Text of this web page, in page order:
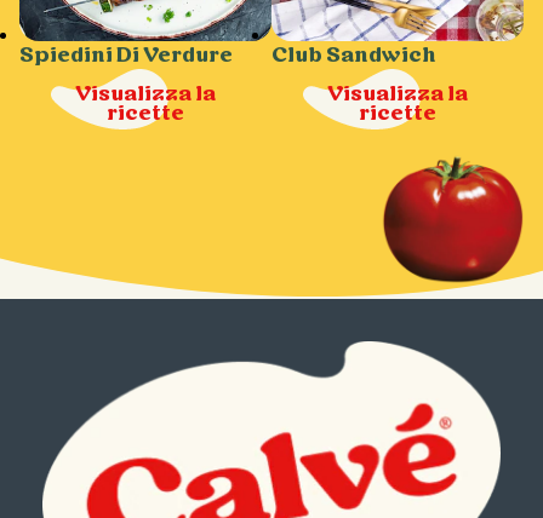
Spiedini Di Verdure
Visualizza la
ricette
Club Sandwich
Visualizza la
ricette